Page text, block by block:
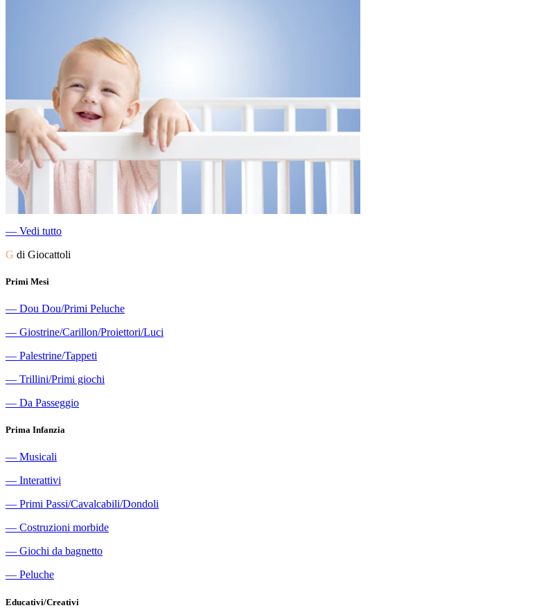
― Vedi tutto
G di Giocattoli
Primi Mesi
― Dou Dou/Primi Peluche
― Giostrine/Carillon/Proiettori/Luci
― Palestrine/Tappeti
― Trillini/Primi giochi
― Da Passeggio
Prima Infanzia
― Musicali
― Interattivi
― Primi Passi/Cavalcabili/Dondoli
― Costruzioni morbide
― Giochi da bagnetto
― Peluche
Educativi/Creativi